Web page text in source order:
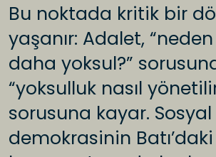
Bu noktada kritik bir
yaşanır: Adalet, “neden
daha yoksul?”
“yoksulluk nasıl
sorusuna kayar. Sosyal
demokrasinin